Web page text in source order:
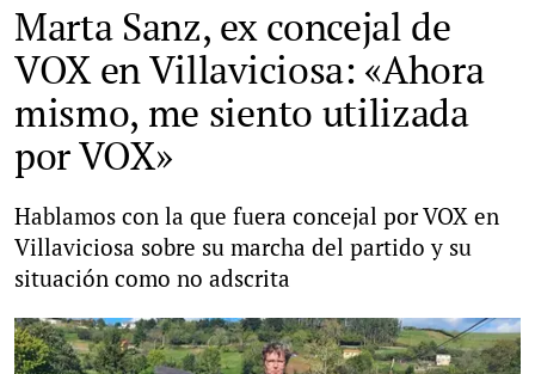
Marta Sanz, ex concejal de
VOX en Villaviciosa: «Ahora
mismo, me siento utilizada
por VOX»
Hablamos con la que fuera concejal por VOX en
Villaviciosa sobre su marcha del partido y su
situación como no adscrita